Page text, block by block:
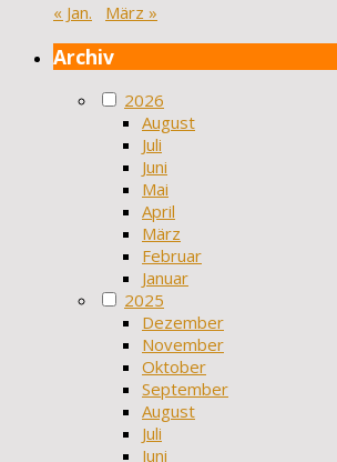
« Jan.
März »
Archiv
2026
August
Juli
Juni
Mai
April
März
Februar
Januar
2025
Dezember
November
Oktober
September
August
Juli
Juni